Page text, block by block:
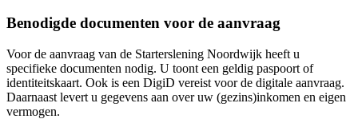
Benodigde documenten voor de aanvraag
Voor de aanvraag van de Starterslening Noordwijk heeft u
specifieke documenten nodig. U toont een geldig paspoort of
identiteitskaart. Ook is een DigiD vereist voor de digitale aanvraag.
Daarnaast levert u gegevens aan over uw (gezins)inkomen en eigen
vermogen.